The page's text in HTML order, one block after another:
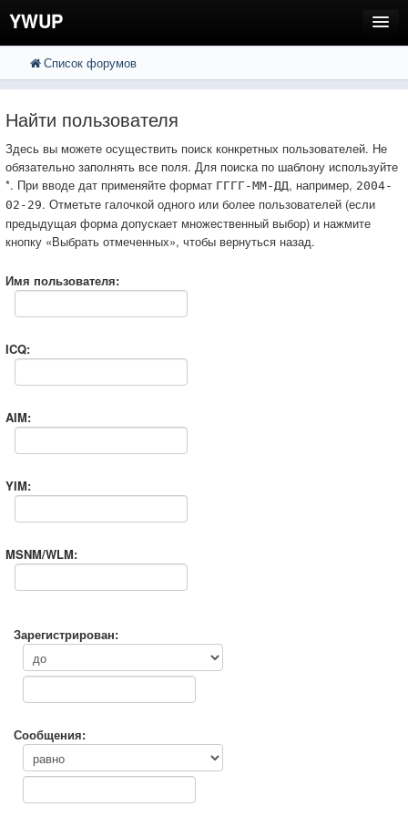
YWUP
FAQ
Вход
Список форумов
Найти пользователя
Здесь вы можете осуществить поиск конкретных пользователей. Не
обязательно заполнять все поля. Для поиска по шаблону используйте
*. При вводе дат применяйте формат ГГГГ-ММ-ДД, например, 2004-
02-29. Отметьте галочкой одного или более пользователей (если
предыдущая форма допускает множественный выбор) и нажмите
кнопку «Выбрать отмеченных», чтобы вернуться назад.
Имя пользователя:
ICQ:
AIM:
YIM:
MSNM/WLM:
Зарегистрирован:
Сообщения: